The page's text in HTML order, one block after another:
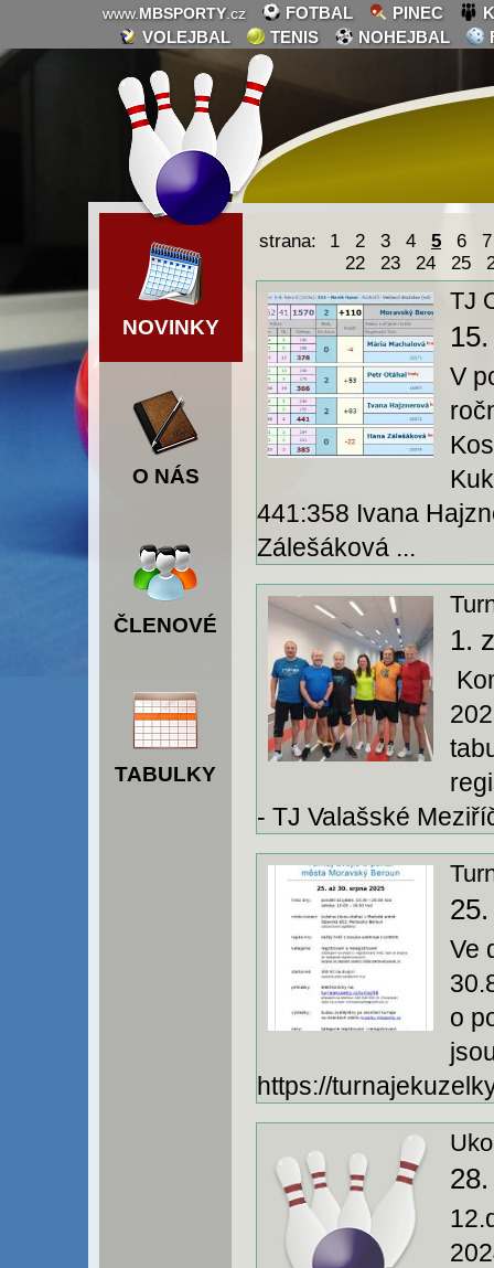
www.MBSPORTY .cz FOTBAL PINEC
VOLEJBAL
TENIS NOHEJBAL
NOVINKY
O NÁS
ČLENOVÉ
TABULKY
strana: 1 2 3 4 5 6
7
22
23 24 25
TJ
V
441:358 Ivana
Zálešáková ...
1.
- TJ Valašské
Ve
o
https://